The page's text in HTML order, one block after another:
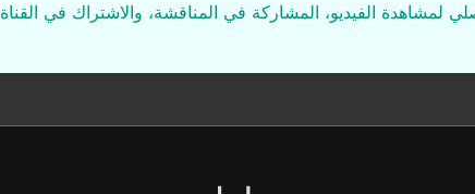
لمشاهدة الفيديو، المشاركة في المناقشة، والاشتراك في